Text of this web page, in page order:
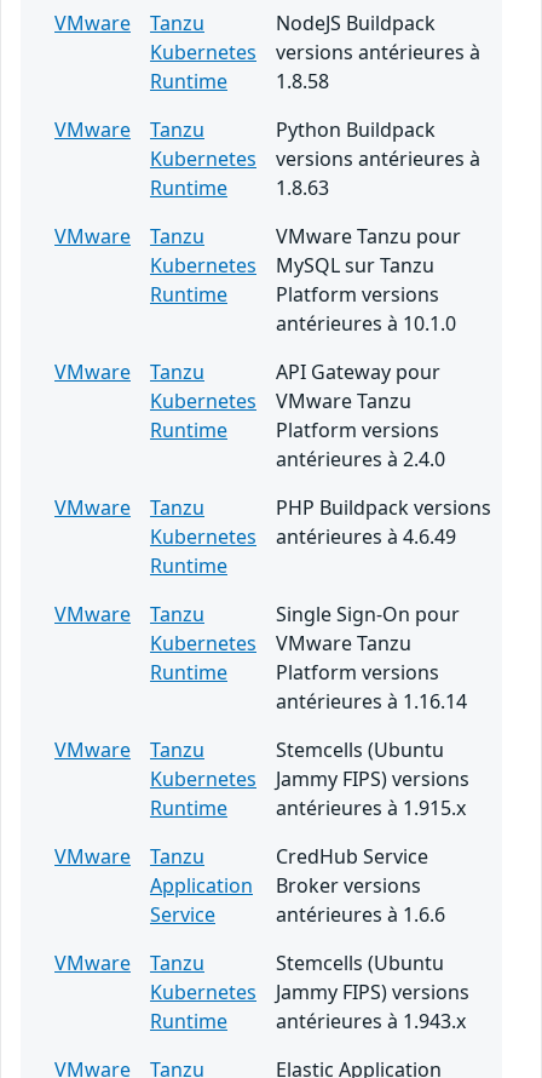
VMware
Tanzu
Kubernetes
Runtime
NodeJS Buildpack
versions antérieures à
1.8.58
VMware
Tanzu
Kubernetes
Runtime
Python Buildpack
versions antérieures à
1.8.63
VMware
Tanzu
Kubernetes
Runtime
VMware Tanzu pour
MySQL sur Tanzu
Platform versions
antérieures à 10.1.0
VMware
Tanzu
Kubernetes
Runtime
API Gateway pour
VMware Tanzu
Platform versions
antérieures à 2.4.0
VMware
Tanzu
Kubernetes
Runtime
PHP Buildpack versions
antérieures à 4.6.49
VMware
Tanzu
Kubernetes
Runtime
Single Sign-On pour
VMware Tanzu
Platform versions
antérieures à 1.16.14
VMware
Tanzu
Kubernetes
Runtime
Stemcells (Ubuntu
Jammy FIPS) versions
antérieures à 1.915.x
VMware
Tanzu
Application
Service
CredHub Service
Broker versions
antérieures à 1.6.6
VMware
Tanzu
Kubernetes
Runtime
Stemcells (Ubuntu
Jammy FIPS) versions
antérieures à 1.943.x
VMware
Tanzu Elastic Application